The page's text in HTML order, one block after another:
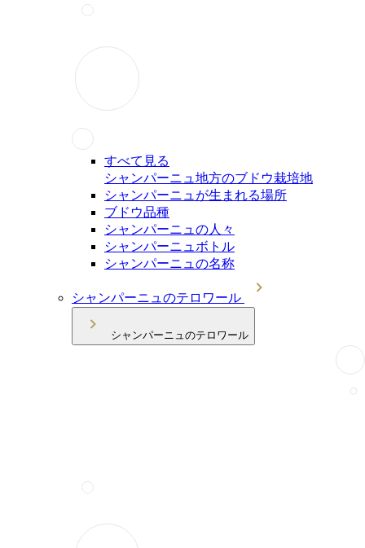
すべて見る
シャンパーニュ地方のブドウ栽培地
シャンパーニュが生まれる場所
ブドウ品種
シャンパーニュの人々
シャンパーニュボトル
シャンパーニュの名称
シャンパーニュのテロワール
シャンパーニュのテロワール